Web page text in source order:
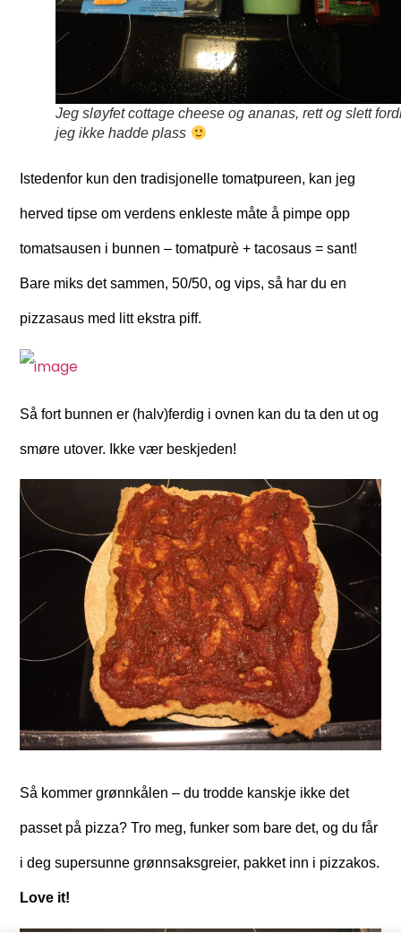
Jeg sløyfet cottage cheese og ananas, rett og slett
jeg ikke hadde plass
Istedenfor kun den tradisjonelle tomatpureen, kan jeg
herved tipse om verdens enkleste måte å pimpe opp
tomatsausen i bunnen – tomatpurè + tacosaus = sant!
Bare miks det sammen, 50/50, og vips, så har du en
pizzasaus med litt ekstra piff.
Så fort bunnen er (halv)ferdig i ovnen kan du ta den ut og
smøre utover. Ikke vær beskjeden!
Så kommer grønnkålen – du trodde kanskje ikke det
passet på pizza? Tro meg, funker som bare det, og du får
i deg supersunne grønnsaksgreier, pakket inn i pizzakos.
Love it!